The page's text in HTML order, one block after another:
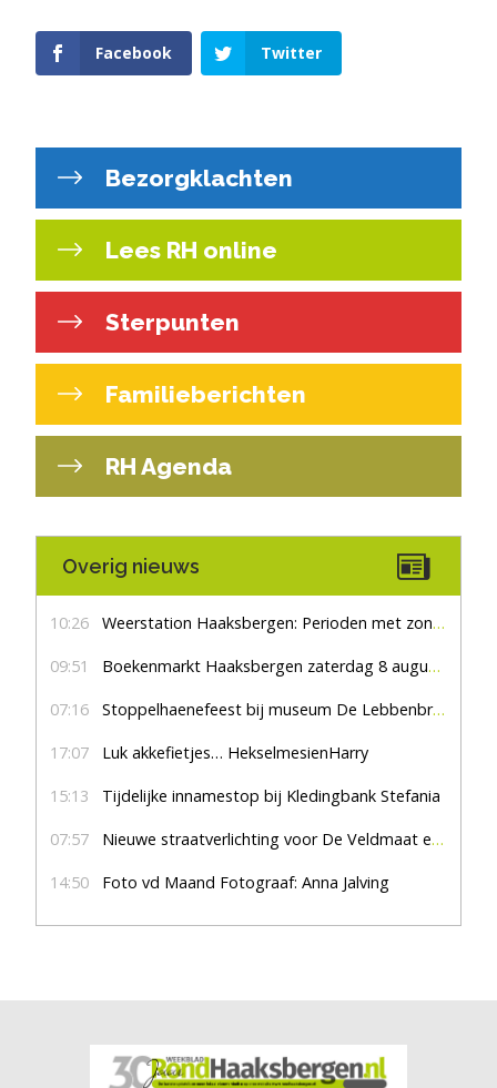
Facebook Twitter
Bezorgklachten
Lees RH online
Sterpunten
Familieberichten
RH Agenda
Overig nieuws
10:26 Weerstation Haaksbergen: Perioden met zon en droog
09:51 Boekenmarkt Haaksbergen zaterdag 8 augustus, marktplein Haaksbergen
07:16 Stoppelhaenefeest bij museum De Lebbenbrugge
17:07 Luk akkefietjes… HekselmesienHarry
15:13 Tijdelijke innamestop bij Kledingbank Stefania
07:57 Nieuwe straatverlichting voor De Veldmaat en De Pas
14:50 Foto vd Maand Fotograaf: Anna Jalving